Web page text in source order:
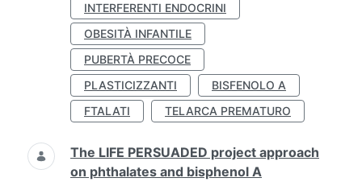
INTERFERENTI ENDOCRINI
OBESITÀ INFANTILE
PUBERTÀ PRECOCE
PLASTICIZZANTI
BISFENOLO A
FTALATI
TELARCA PREMATURO
The LIFE PERSUADED project approach
on phthalates and bisphenol A